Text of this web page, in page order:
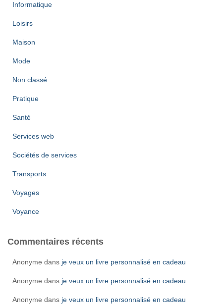
Informatique
Loisirs
Maison
Mode
Non classé
Pratique
Santé
Services web
Sociétés de services
Transports
Voyages
Voyance
Commentaires récents
Anonyme dans je veux un livre personnalisé en cadeau
Anonyme dans je veux un livre personnalisé en cadeau
Anonyme dans je veux un livre personnalisé en cadeau